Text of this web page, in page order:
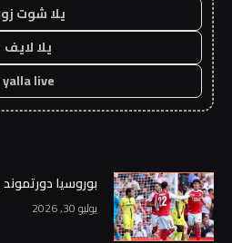
يلا شوت
يلا لايف
yalla live
بوروسيا دورتموند
يوليو 30, 2026